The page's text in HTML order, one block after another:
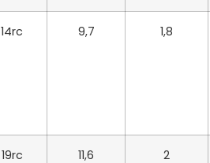
14rc 9,7 1,8
19rc 11,6 2